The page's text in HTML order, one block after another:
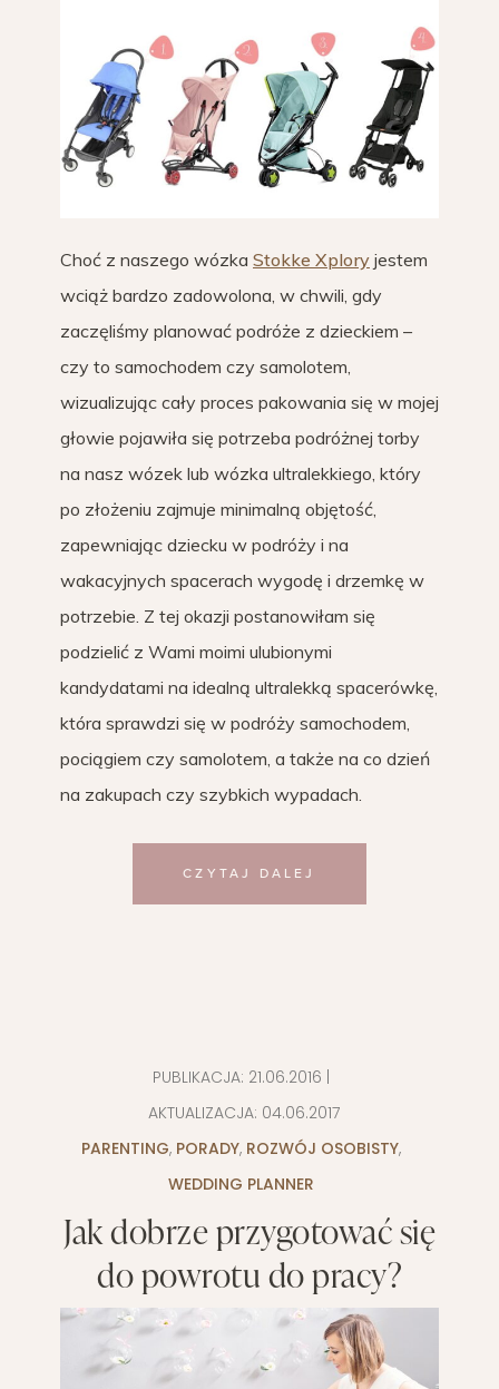
Choć z naszego wózka Stokke Xplory jestem
wciąż bardzo zadowolona, w chwili, gdy
zaczęliśmy planować podróże z dzieckiem –
czy to samochodem czy samolotem,
wizualizując cały proces pakowania się w mojej
głowie pojawiła się potrzeba podróżnej torby
na nasz wózek lub wózka ultralekkiego, który
po złożeniu zajmuje minimalną objętość,
zapewniając dziecku w podróży i na
wakacyjnych spacerach wygodę i drzemkę w
potrzebie. Z tej okazji postanowiłam się
podzielić z Wami moimi ulubionymi
kandydatami na idealną ultralekką spacerówkę,
która sprawdzi się w podróży samochodem,
pociągiem czy samolotem, a także na co dzień
na zakupach czy szybkich wypadach.
CZYTAJ DALEJ
PUBLIKACJA: 21.06.2016
AKTUALIZACJA: 04.06.2017
PARENTING, PORADY, ROZWÓJ OSOBISTY,
WEDDING PLANNER
Jak dobrze przygotować się
do powrotu do pracy?